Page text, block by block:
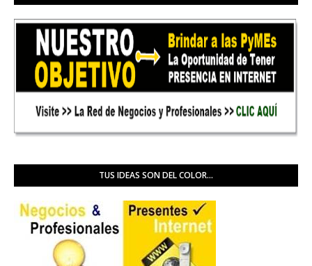
TUS IDEAS SON DEL COLOR...